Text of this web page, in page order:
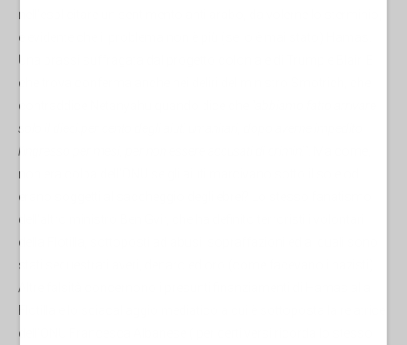
nell'esplicitare un sentimento anti arabo, da volerne lo sterminio,
è evidente che il problema non è più (se lo è mai stato) Hamas.
Una prassi suffragata dal progetto coloniale di Trump e Blair. E
che trova conferma anche nei deliri del ministro Smotrich, che
contraddice Netanyahu quando dice che
solo il dieci per cento degli aiuti umanitari, dopo averne impedito
l'ingresso per mesi, per non essere accusati di crimini"
non era colpa dell'ONU se gli aiuti marcivano sotto il sole od
erano soggetti al saccheggio degli ebrei? Lo stesso fanatismo
dell'altro ministro Ben Gvir, che ha definito terroristi i volontari
della Flotilla, sottoposti ad abusi, sopraffazioni ed ai quali sono
stati sequestrati averi, denaro ed oro (come facevano i nazisti).
Altre falsità concernono i presunti finanziamenti di Hamas alla
dell'ONU Francesca Albanese ( per certi versi ricorda lo stesso